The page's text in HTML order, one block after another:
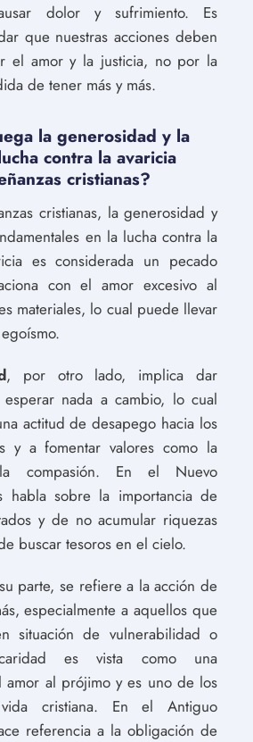
dolor y sufrimiento. Es
que nuestras acciones deben
el amor y la justicia, no por la
de tener más y más.
la generosidad y la
contra la avaricia
cristianas?
cristianas, la generosidad y
en la lucha contra la
es considerada un pecado
con el amor excesivo al
materiales, lo cual puede llevar
, por otro lado, implica dar
nada a cambio, lo cual
actitud de desapego hacia los
y a fomentar valores como la
compasión. En el Nuevo
habla sobre la importancia de
y de no acumular riquezas
buscar tesoros en el cielo.
parte, se refiere a la acción de
especialmente a aquellos que
situación de vulnerabilidad o
es vista como una
amor al prójimo y es uno de los
cristiana. En el Antiguo
referencia a la obligación de